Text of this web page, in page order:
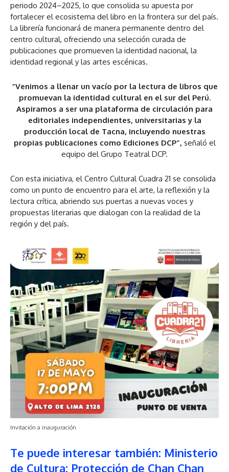
periodo 2024–2025, lo que consolida su apuesta por
fortalecer el ecosistema del libro en la frontera sur del país.
La librería funcionará de manera permanente dentro del
centro cultural, ofreciendo una selección curada de
publicaciones que promueven la identidad nacional, la
identidad regional y las artes escénicas.
“Venimos a llenar un vacío por la lectura de libros que
promuevan la identidad cultural en el sur del Perú.
Aspiramos a ser una plataforma de circulación para
editoriales independientes, universitarias y la
producción local de Tacna, incluyendo nuestras
propias publicaciones como Ediciones DCP”, señaló el
equipo del Grupo Teatral DCP.
Con esta iniciativa, el Centro Cultural Cuadra 21 se consolida
como un punto de encuentro para el arte, la reflexión y la
lectura crítica, abriendo sus puertas a nuevas voces y
propuestas literarias que dialogan con la realidad de la
región y del país.
Invitación a inauguración
Te puede interesar también: Ministerio
de Cultura: Protección de Chan Chan